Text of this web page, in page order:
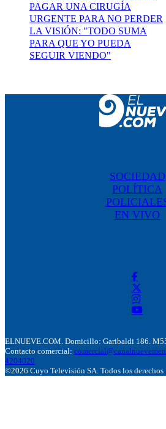
PAGAR UNA CIRUGÍA
URGENTE PARA NO PERDER
LA VISIÓN: "TODO SUMA
PARA QUE YO PUEDA
SEGUIR VIENDO"
SOCIEDAD
POLÍTICA
EN VIVO
ELNUEVE.COM. Domicillo: Garibaldi 186.
Contacto comercial:
4204020
©2026 Cuyo Televisión SA. Todos los derechos